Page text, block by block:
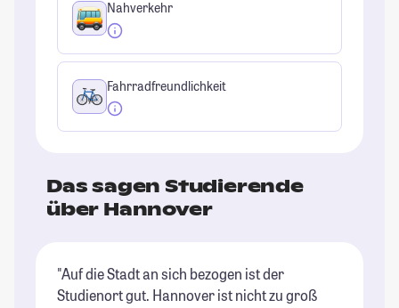
Nahverkehr
Fahrradfreundlichkeit
Das sagen Studierende
über Hannover
"Auf die Stadt an sich bezogen ist der
Studienort gut. Hannover ist nicht zu groß